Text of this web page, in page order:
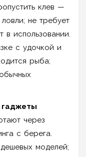
клев —
не требует
в использовании.
с удочкой и
рыба;
через
с берега.
моделей;